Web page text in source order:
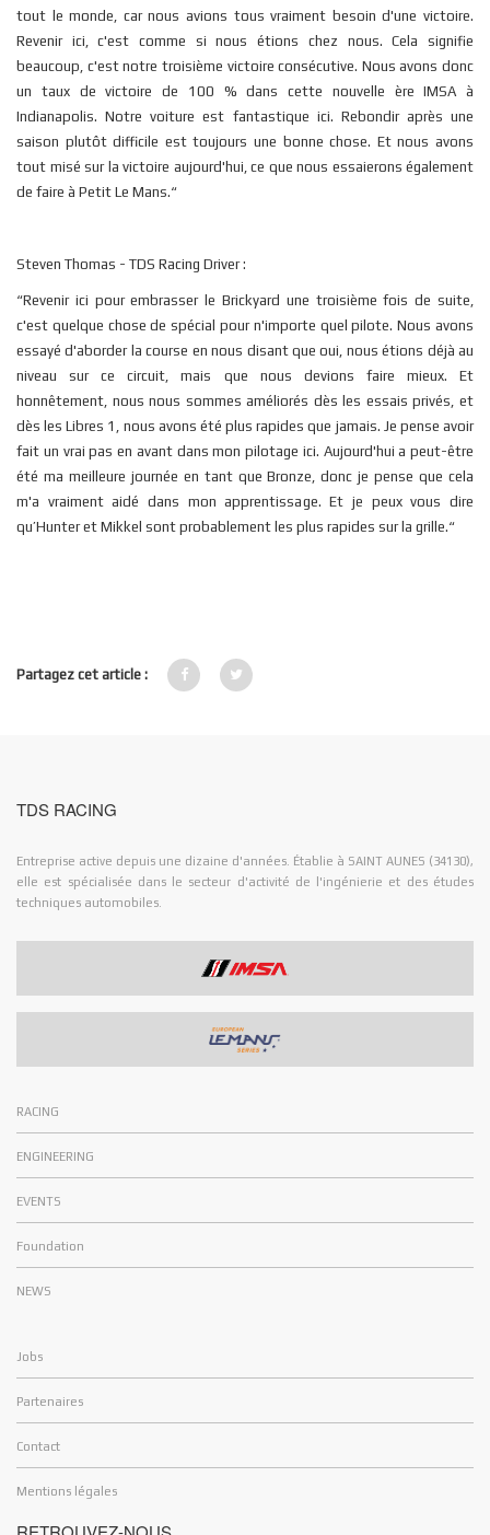
tout le monde, car nous avions tous vraiment besoin d'une victoire.
Revenir ici, c'est comme si nous étions chez nous. Cela signifie
beaucoup, c'est notre troisième victoire consécutive. Nous avons donc
un taux de victoire de 100 % dans cette nouvelle ère IMSA à
Indianapolis. Notre voiture est fantastique ici. Rebondir après une
saison plutôt difficile est toujours une bonne chose. Et nous avons
tout misé sur la victoire aujourd'hui, ce que nous essaierons également
de faire à Petit Le Mans.“
Steven Thomas - TDS Racing Driver :
“Revenir ici pour embrasser le Brickyard une troisième fois de suite,
c'est quelque chose de spécial pour n'importe quel pilote. Nous avons
essayé d'aborder la course en nous disant que oui, nous étions déjà au
niveau sur ce circuit, mais que nous devions faire mieux. Et
honnêtement, nous nous sommes améliorés dès les essais privés, et
dès les Libres 1, nous avons été plus rapides que jamais. Je pense avoir
fait un vrai pas en avant dans mon pilotage ici. Aujourd'hui a peut-être
été ma meilleure journée en tant que Bronze, donc je pense que cela
m'a vraiment aidé dans mon apprentissage. Et je peux vous dire
qu’Hunter et Mikkel sont probablement les plus rapides sur la grille.“
Partagez cet article :
TDS RACING
Entreprise active depuis une dizaine d'années. Établie à SAINT AUNES (34130),
elle est spécialisée dans le secteur d'activité de l'ingénierie et des études
techniques automobiles.
RACING
ENGINEERING
EVENTS
Foundation
NEWS
Jobs
Partenaires
Contact
Mentions légales